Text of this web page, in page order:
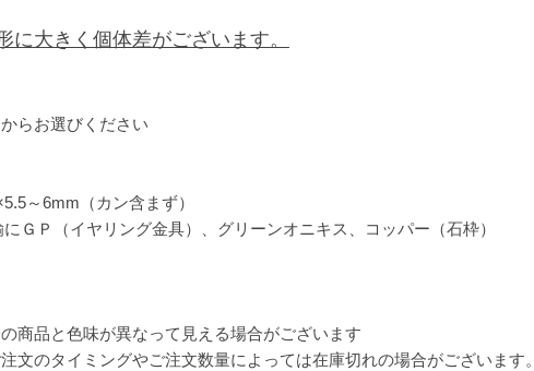
に大きく個体差がございます。
らお選びください
～6mm（カン含まず）
ＧＰ（イヤリング金具）、グリーンオニキス、コッパー（石枠）
商品と色味が異なって見える場合がございます
のタイミングやご注文数量によっては在庫切れの場合がございます。